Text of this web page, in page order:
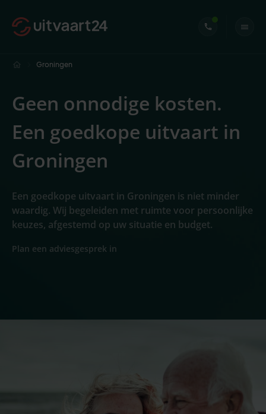
Groningen
Geen onnodige kosten.
Een goedkope uitvaart in
Groningen
Een goedkope uitvaart in Groningen is niet minder
waardig. Wij begeleiden met ruimte voor persoonlijke
keuzes, afgestemd op uw situatie en budget.
Plan een adviesgesprek in